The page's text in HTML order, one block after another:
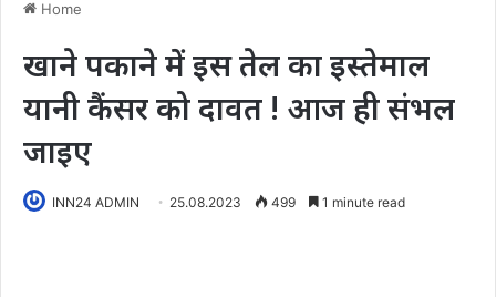
Home
खाने पकाने में इस तेल का इस्तेमाल
यानी कैंसर को दावत ! आज ही संभल
जाइए
INN24 ADMIN 25.08.2023 499 1 minute read